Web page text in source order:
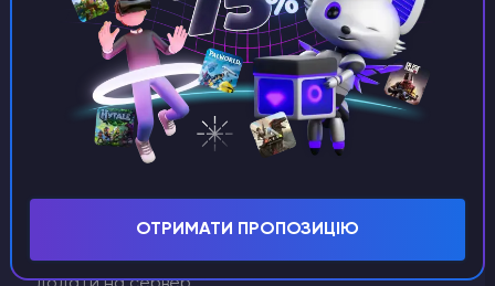
Ми створили токен Steam, як його
використовувати та до яких файлів серверу його
додавати ми розповімо далі
Після того як ви створили токен його потрібно
ОТРИМАТИ ПРОПОЗИЦІЮ